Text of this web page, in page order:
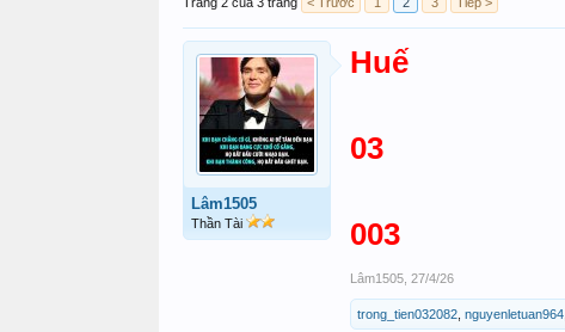
Lâm1505
Thần Tài
Huế
03
003
Lâm1505 27/4/26
trong_tien032082 nguyenletuan964